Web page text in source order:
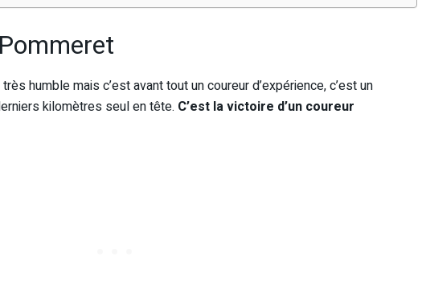
humble mais c’est avant tout un coureur d’expérience, c’est un
kilomètres seul en tête. C’est la victoire d’un coureur